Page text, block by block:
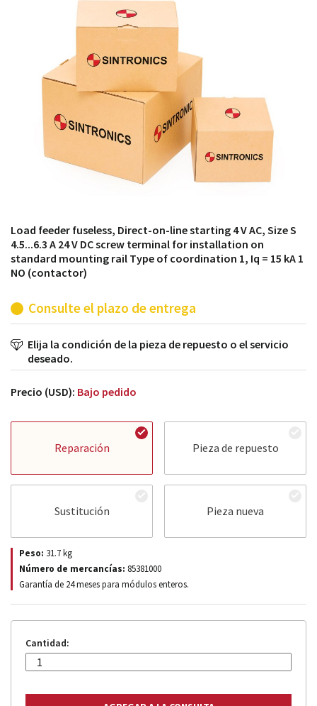
módulos antiguos a un alto nivel técnico o sustitución
de módulos descontinuados por módulos del propio
Load feeder fuseless, Direct-on-line starting 4 V AC, Size S
4.5...6.3 A 24 V DC screw terminal for installation on
standard mounting rail Type of coordination 1, Iq = 15 kA 1
NO (contactor)
Consulte el plazo de entrega
Elija la condición de la pieza de repuesto o el servicio
deseado.
Precio (USD): Bajo pedido
Reparación Pieza de repuesto
Sustitución Pieza nueva
Peso: 31.7kg
Número de mercancías: 85381000
Garantía de 24 meses para módulos enteros.
Cantidad: